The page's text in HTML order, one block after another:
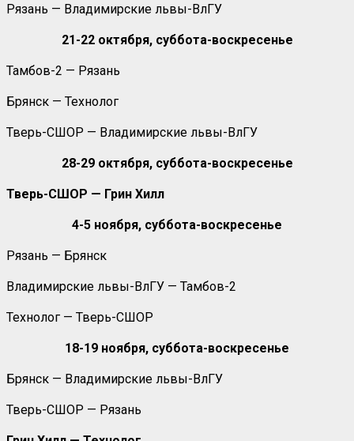
Рязань — Владимирские львы-ВлГУ
21-22 октября, суббота-воскресенье
Тамбов-2 — Рязань
Брянск — Технолог
Тверь-СШОР — Владимирские львы-ВлГУ
28-29 октября, суббота-воскресенье
Тверь-СШОР — Грин Хилл
4-5 ноября, суббота-воскресенье
Рязань — Брянск
Владимирские львы-ВлГУ — Тамбов-2
Технолог — Тверь-СШОР
18-19 ноября, суббота-воскресенье
Брянск — Владимирские львы-ВлГУ
Тверь-СШОР — Рязань